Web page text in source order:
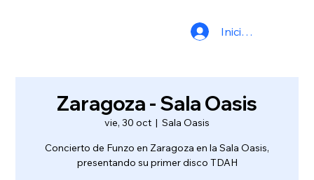
Iniciar sesión
Zaragoza - Sala Oasis
vie, 30 oct
  |
Sala Oasis
Concierto de Funzo en Zaragoza en la Sala Oasis,
presentando su primer disco TDAH